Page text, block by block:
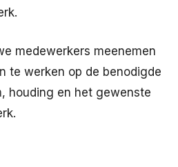
medewerkers meenemen
te werken op de benodigde
houding en het gewenste